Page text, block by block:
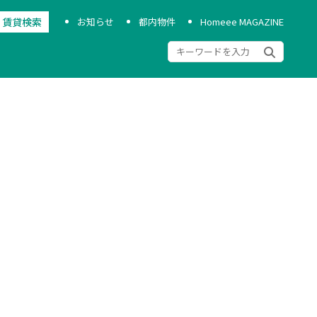
賃貸検索 お知らせ 都内物件 Homeee MAGAZINE